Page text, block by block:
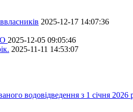
2025-12-17 14:07:36
2025-12-05 09:05:46
2025-11-11 14:53:07
водовідведення з 1 січня 2026